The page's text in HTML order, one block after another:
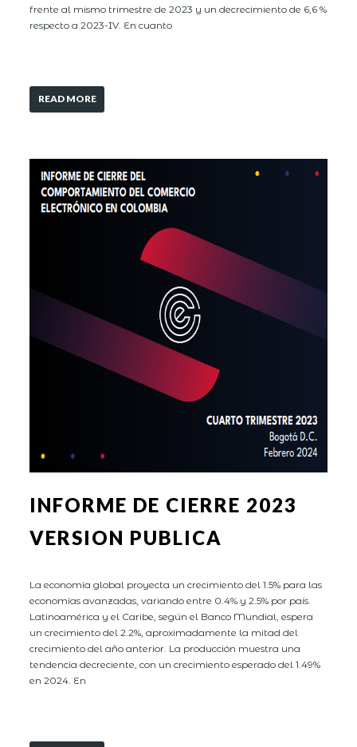
frente al mismo trimestre de 2023 y un decrecimiento de 6,6 %
respecto a 2023-IV. En cuanto
READ MORE
INFORME DE CIERRE 2023
VERSION PUBLICA
La economía global proyecta un crecimiento del 1.5% para las
economías avanzadas, variando entre 0.4% y 2.5% por país.
Latinoamérica y el Caribe, según el Banco Mundial, espera
un crecimiento del 2.2%, aproximadamente la mitad del
crecimiento del año anterior. La producción muestra una
tendencia decreciente, con un crecimiento esperado del 1.49%
en 2024. En